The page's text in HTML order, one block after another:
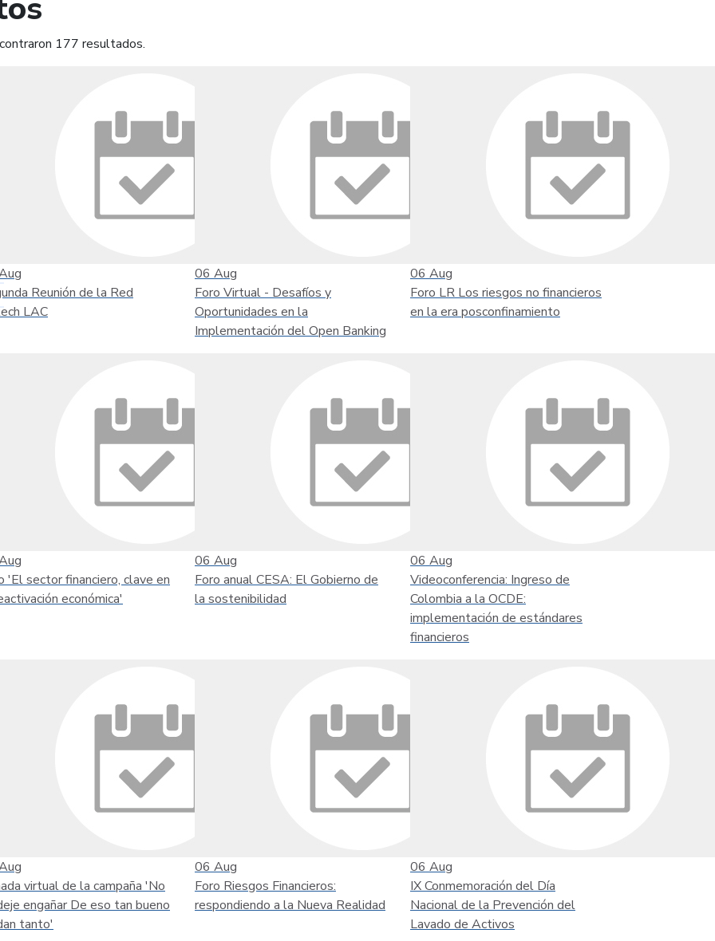
177 resultados.
Reunión de la Red
LAC
06 Aug
Foro Virtual - Desafíos y
Oportunidades en la
Implementación del Open Banking
06 Aug
Foro LR Los riesgos no financieros
en la era posconfinamiento
'El sector financiero, clave en
económica'
06 Aug
Foro anual CESA: El Gobierno de
la sostenibilidad
06 Aug
Videoconferencia: Ingreso de
Colombia a la OCDE:
implementación de estándares
financieros
virtual de la campaña 'No
engañar De eso tan bueno
tanto'
06 Aug
Foro Riesgos Financieros:
respondiendo a la Nueva Realidad
06 Aug
IX Conmemoración del Día
Nacional de la Prevención del
Lavado de Activos